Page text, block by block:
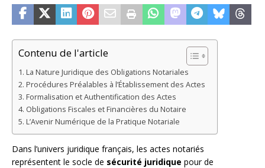
Contenu de l'article
La Nature Juridique des Obligations Notariales
Procédures Préalables à l’Établissement des Actes
Formalisation et Authentification des Actes
Obligations Fiscales et Financières du Notaire
L’Avenir Numérique de la Pratique Notariale
Dans l’univers juridique français, les actes notariés
représentent le socle de sécurité juridique pour de